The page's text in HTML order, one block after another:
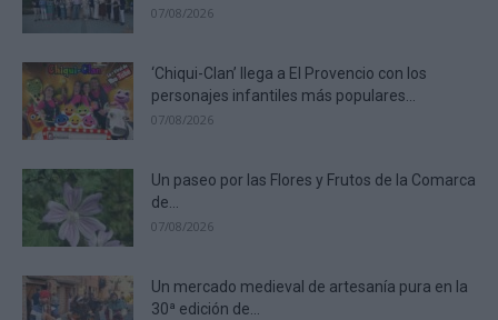
07/08/2026
‘Chiqui-Clan’ llega a El Provencio con los
personajes infantiles más populares...
07/08/2026
Un paseo por las Flores y Frutos de la Comarca
de...
07/08/2026
Un mercado medieval de artesanía pura en la
30ª edición de...